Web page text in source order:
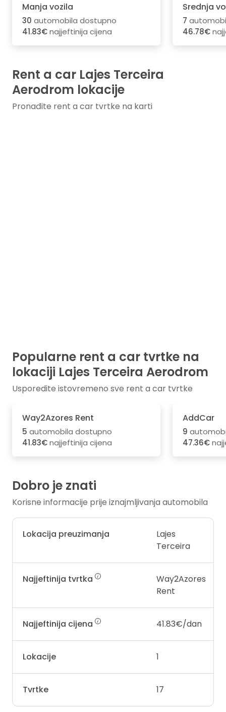
Manja vozila
30 automobila dostupno
41.83€najjeftinija cijena
Srednja
7
46.78€
Rent a car Lajes Terceira
Aerodrom lokacije
Pronađite rent a car tvrtke na karti
Popularne rent a car tvrtke na
lokaciji Lajes Terceira Aerodrom
Usporedite istovremeno sve rent a car tvrtke
Way2Azores Rent
5 automobila dostupno
41.83€najjeftinija cijena
AddCar
9
47.36€
Dobro je znati
Korisne informacije prije iznajmljivanja automobila
Lokacija preuzimanja
Lajes
Terceira
Najjeftinija tvrtka
Way2Azores
Rent
Najjeftinija cijena 41.83€/dan
Lokacije 1
Tvrtke 17